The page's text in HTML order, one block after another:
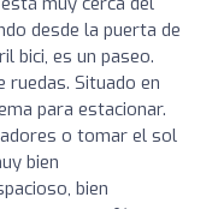
desde la puerta de
bici, es un paseo.
ruedas. Situado en
para estacionar.
o tomar el sol
bien
bien